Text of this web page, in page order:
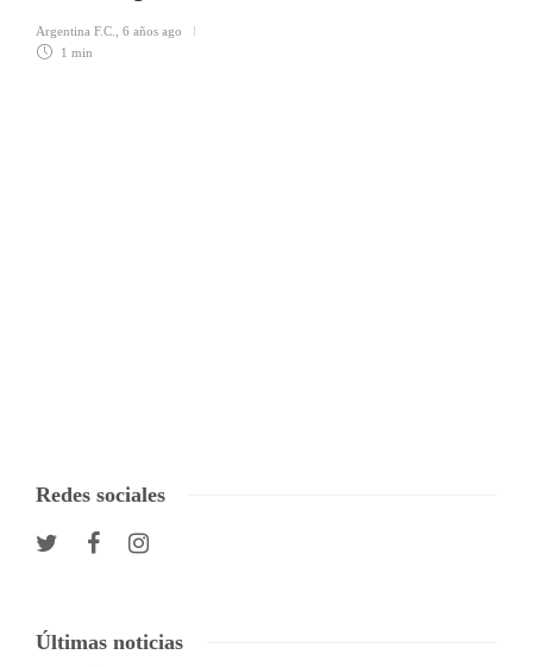
Argentina F.C.
6 años ago
1 min
Redes sociales
Últimas noticias